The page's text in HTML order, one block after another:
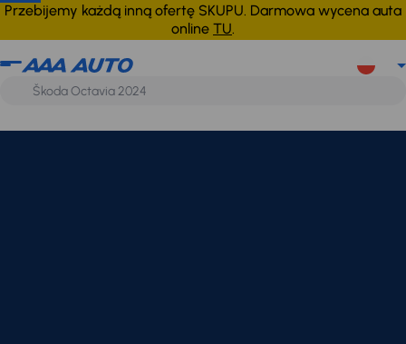
Przebijemy każdą inną ofertę SKUPU. Darmowa wycena auta
online TU.